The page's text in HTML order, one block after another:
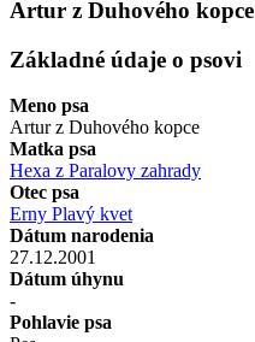
Artur z Duhového kopce
Základné údaje o psovi
Meno psa
Artur z Duhového kopce
Matka psa
Hexa z Paralovy zahrady
Otec psa
Erny Plavý kvet
Dátum narodenia
27.12.2001
Dátum úhynu
-
Pohlavie psa